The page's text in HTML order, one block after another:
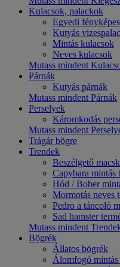
Kulacsok, palackok
Egyedi
Kutyás
Mintás kulacsok
Neves kulacsok
Mutass mindent
Párnák
Kutyás párnák
Mutass mindent Párnák
Perselyek
Káromkodás
Mutass mindent
Trágár bögre
Trendek
Beszélgető
Capybara mintás
Hód / Bober
Mormotás neves
Pedro a táncoló
Sad hamster
Mutass mindent
Bögrék
Állatos bögrék
Álomfogó